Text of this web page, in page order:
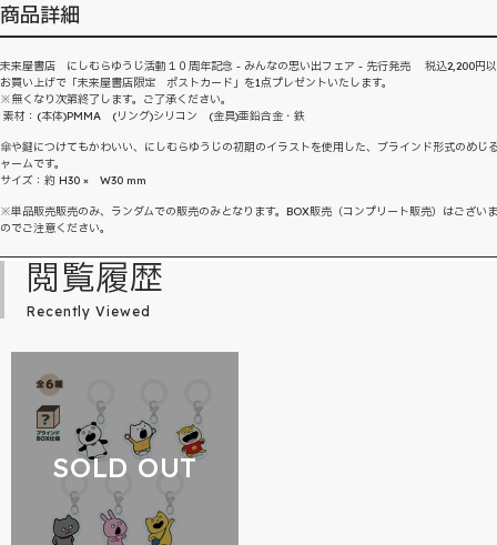
商品詳細
未来屋書店 にしむらゆうじ活動１０周年記念 - みんなの思い出フェア - 先行発売 税込2,200円
お買い上げで「未来屋書店限定 ポストカード」を1点プレゼントいたします。
※無くなり次第終了します。ご了承ください。
素材：(本体)PMMA (リング)シリコン (金具)亜鉛合金・鉄
傘や鍵につけてもかわいい、にしむらゆうじの初期のイラストを使用した、ブラインド形式のめじ
ャームです。
サイズ：約 H30 × W30 mm
※単品販売販売のみ、ランダムでの販売のみとなります。BOX販売（コンプリート販売）はござい
のでご注意ください。
閲覧履歴
Recently Viewed
SOLD OUT